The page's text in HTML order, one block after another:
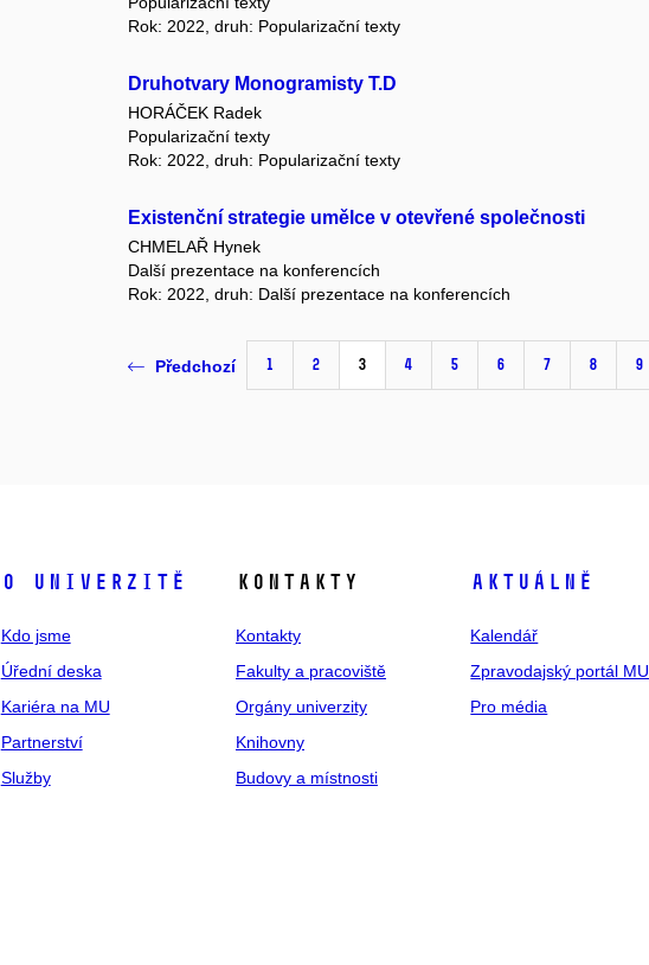
Rok: 2022, druh: Popularizační texty
Druhotvary Monogramisty T.D
HORÁČEK Radek
Popularizační texty
Rok: 2022, druh: Popularizační texty
Existenční strategie umělce v otevřené společnosti
CHMELAŘ Hynek
Další prezentace na konferencích
Rok: 2022, druh: Další prezentace na konferencích
Předchozí 1 2 3 4 5 6 7 8 9
O univerzitě
Kdo jsme
Úřední deska
Kariéra na MU
Partnerství
Služby
Kontakty
Kontakty
Fakulty a pracoviště
Orgány univerzity
Knihovny
Budovy a místnosti
Aktuálně
Kalendář
Zpravodajský portál MU
Pro média